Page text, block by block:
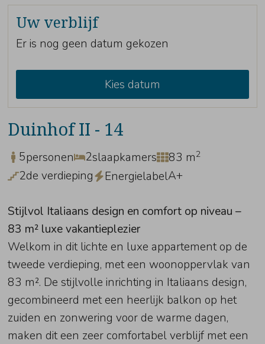
Uw verblijf
Er is nog geen datum gekozen
Kies datum
Duinhof II - 14
5personen 2slaapkamers 83 m2
2de verdieping EnergielabelA+
Stijlvol Italiaans design en comfort op niveau –
83 m² luxe vakantieplezier
Welkom in dit lichte en luxe appartement op de
tweede verdieping, met een woonoppervlak van
83 m². De stijlvolle inrichting in Italiaans design,
gecombineerd met een heerlijk balkon op het
zuiden en zonwering voor de warme dagen,
maken dit een zeer comfortabel verblijf met een